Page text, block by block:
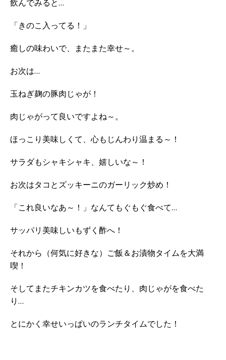
飲んでみると…
「きのこ入ってる！」
癒しの味わいで、またまた幸せ～。
お次は…
玉ねぎ麹の豚肉じゃが！
肉じゃがって良いですよね～。
ほっこり美味しくて、心もじんわり温まる～！
サラダもシャキシャキ、嬉しいな～！
お次はタコとズッキーニのガーリック炒め！
「これ良いなあ～！」なんてもぐもぐ食べて…
サッパリ美味しいもずく酢へ！
それから（何気に好きな）ご飯＆お漬物タイムを大満
喫！
そしてまたチキンカツを食べたり、肉じゃがを食べた
り…
とにかく幸せいっぱいのランチタイムでした！